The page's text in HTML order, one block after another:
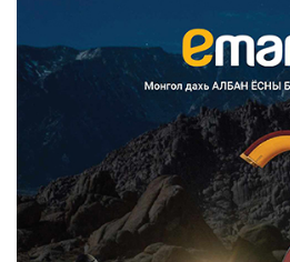
Францад иргэд рүү зөвшөөрөлгүй
сурталчилгааны дууд...
2026/08/07